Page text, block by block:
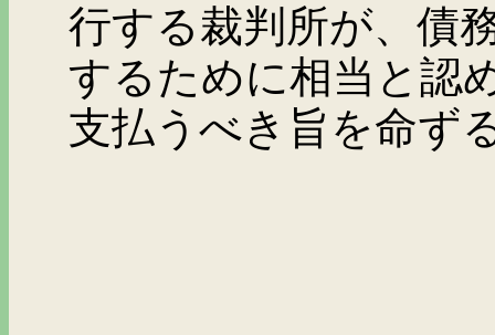
行する裁判所が、債
するために相当と認
支払うべき旨を命ず